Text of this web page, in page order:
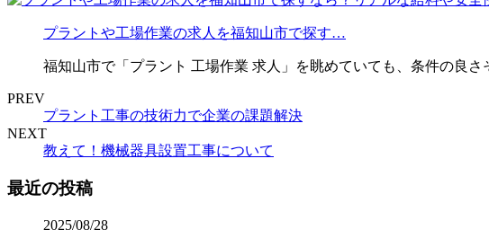
プラントや工場作業の求人を福知山市で探す…
福知山市で「プラント 工場作業 求人」を眺めていても、条件の良
PREV
プラント工事の技術力で企業の課題解決
NEXT
教えて！機械器具設置工事について
最近の投稿
2025/08/28